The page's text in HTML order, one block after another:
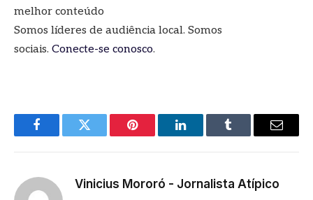
melhor conteúdo
Somos líderes de audiência local. Somos
sociais. Conecte-se conosco.
FacebookTwitter Pinterest LinkedInTumblr
E-
Vinicius Mororó - Jornalista Atípico